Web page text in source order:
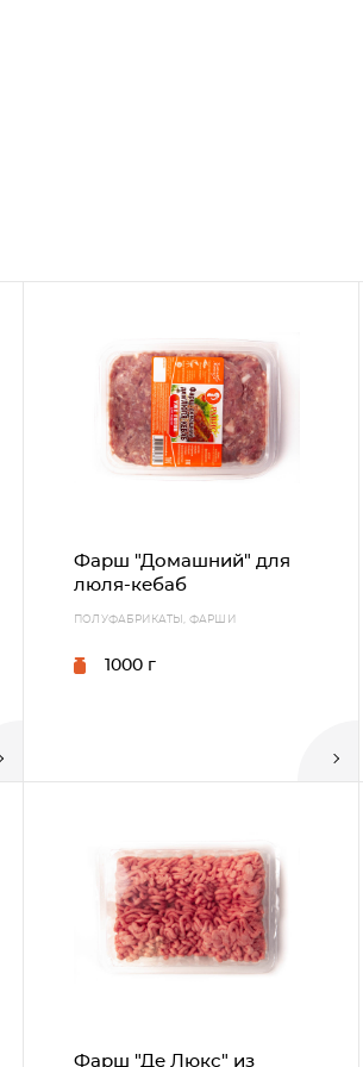
Фарш "Домашний" для
люля-кебаб
ПОЛУФАБРИКАТЫ, ФАРШИ
1000 г
Фарш "Де Люкс" из